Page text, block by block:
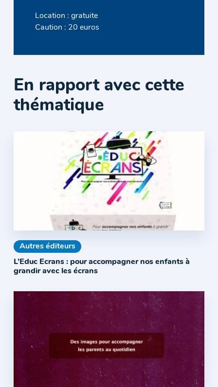
Location : gratuite
Caution : 20 euros
En rapport avec cette
thématique
Autres éditeurs
L’Educ Ecrans : pour accompagner nos enfants à
grandir avec les écrans